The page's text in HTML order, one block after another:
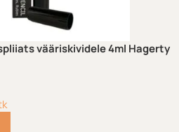
vääriskividele 4ml Hagerty